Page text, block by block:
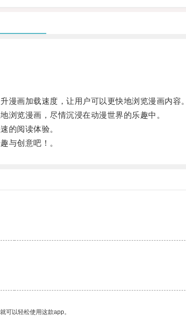
画加载速度，让用户可以更快地浏览漫画内容。
览漫画，尽情沉浸在动漫世界的乐趣中。
的阅读体验。
与创意吧！。
可以轻松使用这款app。